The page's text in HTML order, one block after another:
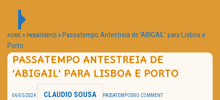
HOME CINEMA
NOTA PESSOAL
TRAILER DO DIA
HOME » PASSATEMPOS »Passatempo Antestreia de ‘ABIGAIL’ para Lisboa e
Porto
PASSATEMPO ANTESTREIA DE
‘ABIGAIL’ PARA LISBOA E PORTO
06/05/2024 CLAUDIO SOUSA PASSATEMPOSNO COMMENT